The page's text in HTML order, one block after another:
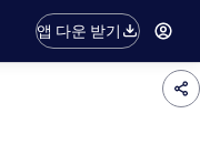
앱 다운 받기